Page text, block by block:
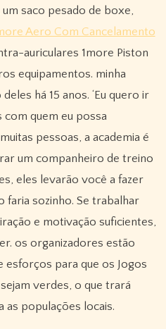
saco pesado de boxe,
Aero Com Cancelamento
auriculares 1more Piston
equipamentos. minha
há 15 anos. ‘Eu quero ir
com quem eu possa
pessoas, a academia é
um companheiro de treino
eles levarão você a fazer
faria sozinho. Se trabalhar
e motivação suficientes,
os organizadores estão
para que os Jogos
verdes, o que trará
as populações locais.